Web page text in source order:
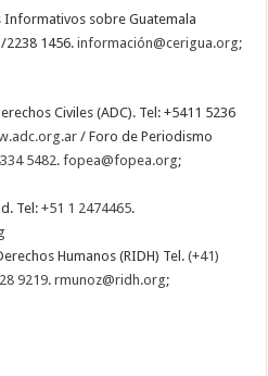
Informativos sobre Guatemala
2238 1456.información@cerigua.org;
Civiles (ADC). Tel: +5411 5236
/ Foro de Periodismo
5482.fopea@fopea.org;
Tel:+51 1 2474465.
Humanos (RIDH) Tel.(+41)
9219.rmunoz@ridh.org;